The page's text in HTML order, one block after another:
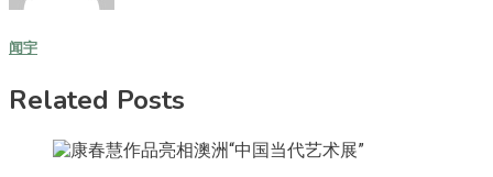
闻宇
Related Posts